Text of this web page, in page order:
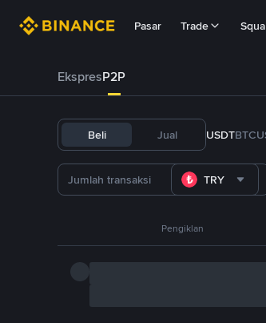
Pasar Trade
EkspresP2P
Beli Jual USDTBTC
TRY
Pengiklan